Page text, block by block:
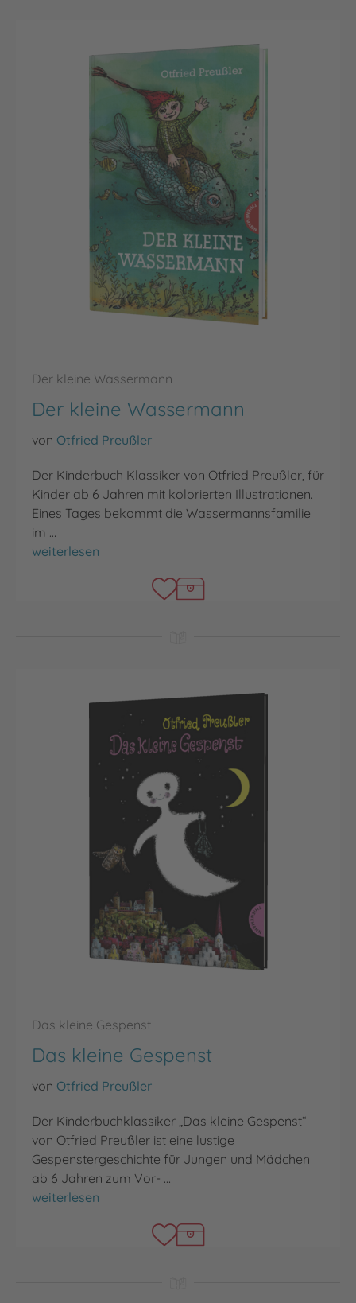
Der kleine Wassermann
Der kleine Wassermann
von Otfried Preußler
Der Kinderbuch Klassiker von Otfried Preußler, für
Kinder ab 6 Jahren mit kolorierten Illustrationen.
Eines Tages bekommt die Wassermannsfamilie
im …
Der kleine Wassermann
weiterlesen
Das kleine Gespenst
Das kleine Gespenst
von Otfried Preußler
Der Kinderbuchklassiker „Das kleine Gespenst“
von Otfried Preußler ist eine lustige
Gespenstergeschichte für Jungen und Mädchen
ab 6 Jahren zum Vor- …
Das kleine Gespenst
weiterlesen